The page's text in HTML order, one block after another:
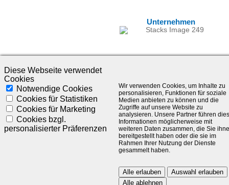
Unternehmen
©1985-2025 - SLC Management GmbH |Impressum
Visionär. Kompetent. Leidenschaftlich.
Treten Sie in Kontakt mit uns und bleiben Sie auf dem Laufenden:
Diese Webseite verwendet
Cookies
Notwendige Cookies
Cookies für Statistiken
Cookies für Marketing
Cookies bzgl.
personalisierter Präferenzen
Wir verwenden Cookies, um Inhalte zu
personalisieren, Funktionen für soziale
Medien anbieten zu können und die
Zugriffe auf unsere Website zu
analysieren. Unsere Partner führen
Informationen möglicherweise mit
weiteren Daten zusammen, die Sie
bereitgestellt haben oder die sie im
Rahmen Ihrer Nutzung der Dienste
gesammelt haben.
Alle erlauben
Auswahl erlauben
Alle ablehnen